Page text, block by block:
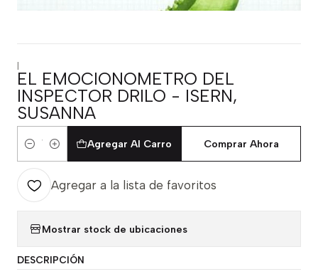
|
EL EMOCIONOMETRO DEL
INSPECTOR DRILO - ISERN,
SUSANNA
Cantidad
Agregar Al Carro Comprar Ahora
Agregar a la lista de favoritos
Mostrar stock de ubicaciones
DESCRIPCIÓN